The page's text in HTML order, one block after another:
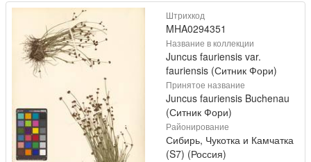
Штрихкод
MHA0294351
Название в коллекции
Juncus fauriensis var.
fauriensis (Ситник Фори)
Принятое название
Juncus fauriensis Buchenau
(Ситник Фори)
Районирование
Сибирь, Чукотка и Камчатка
(S7) (Россия)